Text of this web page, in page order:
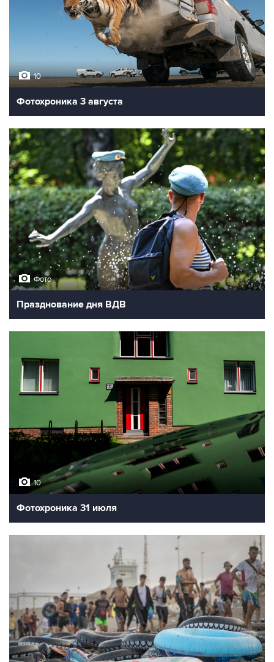
10
Фотохроника 3 августа
Фото
Празднование дня ВДВ
10
Фотохроника 31 июля